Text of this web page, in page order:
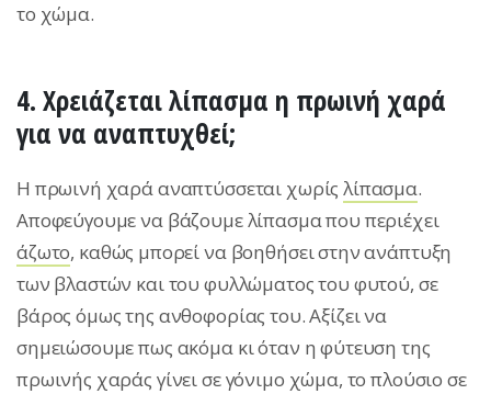
το χώμα.
4. Χρειάζεται λίπασμα η πρωινή χαρά
για να αναπτυχθεί;
Η πρωινή χαρά αναπτύσσεται χωρίςλίπασμα.
Αποφεύγουμε να βάζουμε λίπασμα που περιέχει
άζωτο, καθώς μπορεί να βοηθήσει στην ανάπτυξη
των βλαστών και του φυλλώματος του φυτού, σε
βάρος όμως της ανθοφορίας του. Αξίζει να
σημειώσουμε πως ακόμα κι όταν η φύτευση της
πρωινής χαράς γίνει σε γόνιμο χώμα, το πλούσιο σε